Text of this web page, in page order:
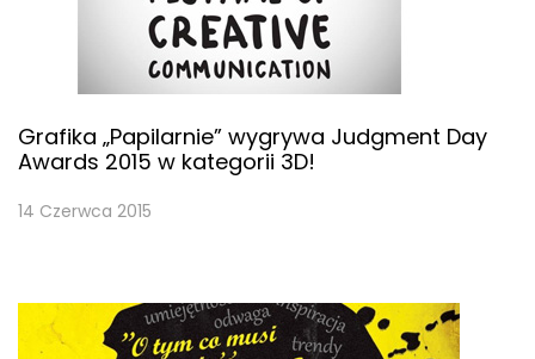
Grafika „Papilarnie” wygrywa Judgment Day
Awards 2015 w kategorii 3D!
14 Czerwca 2015